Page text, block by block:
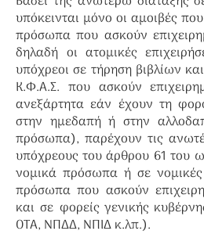
υπόκεινται μόνο οι αμοιβές
πρόσωπα που ασκούν
δηλαδή οι ατομικές
υπόχρεοι σε τήρηση βιβλίων
Κ.Φ.Α.Σ. που ασκούν
ανεξάρτητα εάν έχουν τη
στην ημεδαπή ή στην
πρόσωπα), παρέχουν τις
υπόχρεους του άρθρου 61
νομικά πρόσωπα ή σε
πρόσωπα που ασκούν
και σε φορείς γενικής
ΟΤΑ, ΝΠΔΔ, ΝΠΙΔ κ.λπ.).